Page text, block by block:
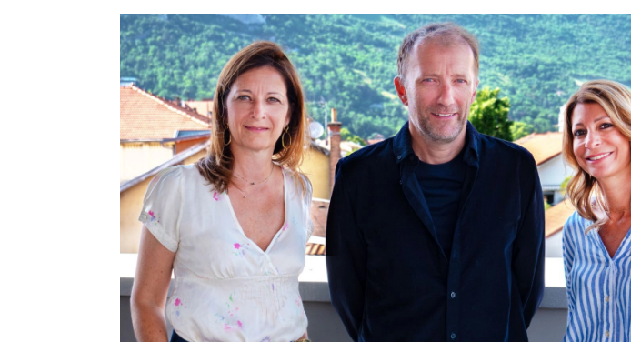
SERVICES
OPINIONS
LA REVUE
ARTICLE
PARTENAIRE
Amandine Burret
rejoint Sainte-Foy-
lès-Lyon